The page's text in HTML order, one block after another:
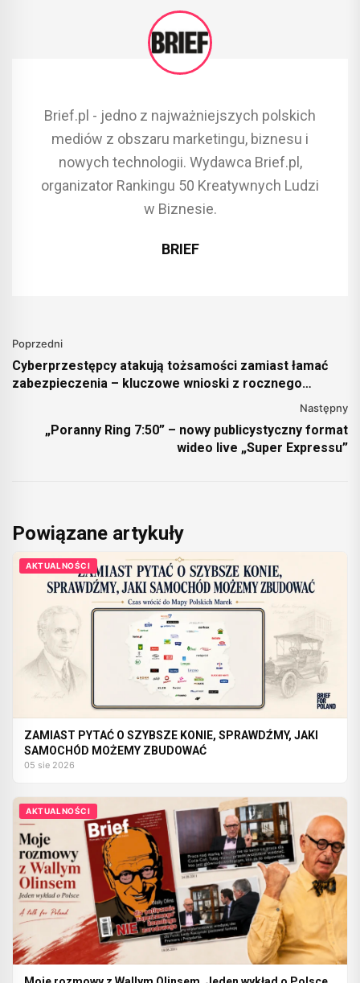
Brief.pl - jedno z najważniejszych polskich
mediów z obszaru marketingu, biznesu i
nowych technologii. Wydawca Brief.pl,
organizator Rankingu 50 Kreatywnych Ludzi
w Biznesie.
BRIEF
Poprzedni
Cyberprzestępcy atakują tożsamości zamiast łamać
zabezpieczenia – kluczowe wnioski z rocznego
Następny
„Poranny Ring 7:50” – nowy publicystyczny format
wideo live „Super Expressu”
Powiązane artykuły
AKTUALNOŚCI
ZAMIAST PYTAĆ O SZYBSZE KONIE, SPRAWDŹMY, JAKI
SAMOCHÓD MOŻEMY ZBUDOWAĆ
05 sie 2026
AKTUALNOŚCI